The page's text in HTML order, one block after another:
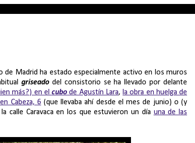
de Madrid ha estado especialmente activo en los muros
griseado del consistorio se ha llevado por delante
más?) en elcubo de Agustín Lara, la obra en huelga de
Cabeza, 6 (que llevaba ahí desde el mes de junio) o (y
calle Caravaca en los que estuvieron un día una de las